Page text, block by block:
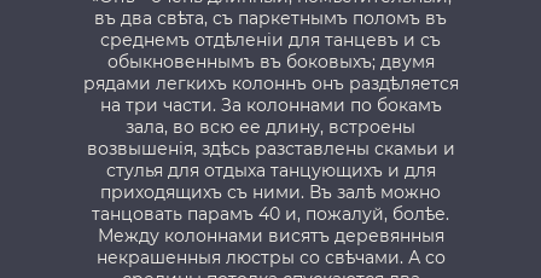
въ два свѣта, съ паркетнымъ поломъ въ
среднемъ отдѣленiи для танцевъ и съ
обыкновеннымъ въ боковыхъ; двумя
рядами легкихъ колоннъ онъ раздѣляется
на три части. За колоннами по бокамъ
зала, во всю ее длину, встроены
возвышенiя, здѣсь разставлены скамьи и
стулья для отдыха танцующихъ и для
приходящихъ съ ними. Въ залѣ можно
танцовать парамъ 40 и, пожалуй, болѣе.
Между колоннами висятъ деревянныя
некрашенныя люстры со свѣчами. А со